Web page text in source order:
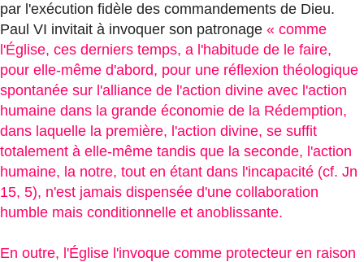
par l'exécution fidèle des commandements de Dieu.
Paul VI invitait à invoquer son patronage « comme
l'Église, ces derniers temps, a l'habitude de le faire,
pour elle-même d'abord, pour une réflexion théologique
spontanée sur l'alliance de l'action divine avec l'action
humaine dans la grande économie de la Rédemption,
dans laquelle la première, l'action divine, se suffit
totalement à elle-même tandis que la seconde, l'action
humaine, la notre, tout en étant dans l'incapacité (cf. Jn
15, 5), n'est jamais dispensée d'une collaboration
humble mais conditionnelle et anoblissante.
En outre, l'Église l'invoque comme protecteur en raison